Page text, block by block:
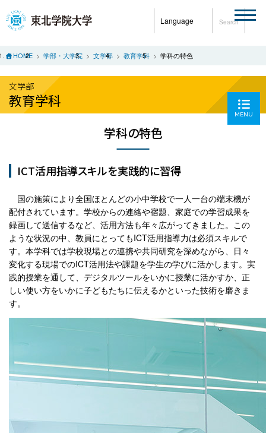
Language Search
HOME 学部・大学院 文学部 教育学科 学科の特色
文学部
教育学科
MENU
学科の特色
ICT活用指導スキルを実践的に習得
国の施策により全国ほとんどの小中学校で一人一台の端末機が
配付されています。学校からの連絡や宿題、家庭での学習成果を
録画して送信するなど、活用方法も年々広がってきました。この
ような状況の中、教員にとってもICT活用指導力は必須スキルで
す。本学科では学校現場との連携や共同研究を深めながら、日々
変化する現場でのICT活用法や課題を学生の学びに活かします。実
践的授業を通して、デジタルツールをいかに授業に活かすか、正
しい使い方をいかに子どもたちに伝えるかといった技術を磨きま
す。